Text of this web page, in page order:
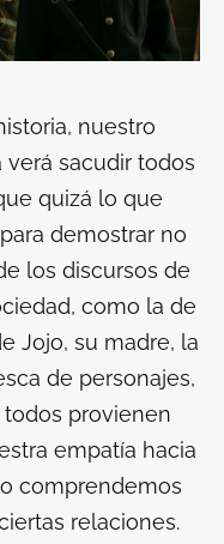
nuestro
sacudir todos
quizá lo que
demostrar no
los discursos de
como la de
Jojo, su madre, la
de personajes,
provienen
empatía hacia
comprendemos
relaciones.